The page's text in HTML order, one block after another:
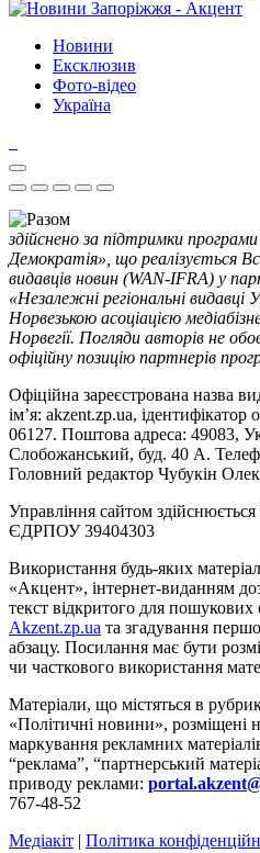
Новини
Ексклюзив
Фото-відео
Україна
здійснено за підтримки
Демократія», що реалізується
видавців новин (WAN-IFRA) у
«Незалежні регіональні
Норвезькою асоціацією
Норвегії. Погляди авторів не
офіційну позицію партнерів
Офіційна зареєстрована назва
ім’я: akzent.zp.ua, ідентифікатор
06127. Поштова адреса: 49083,
Слобожанський, буд. 40 А.
Головний редактор Чубукін
Управління сайтом
ЄДРПОУ 39404303
Використання будь-яких
«Акцент», інтернет-виданням
текст відкритого для пошукових
Akzent.zp.ua та згадування
абзацу. Посилання має бути
чи часткового використання
Матеріали, що містяться в
«Політичні новини», розміщені
маркування рекламних
“реклама”, “партнерський
приводу реклами:
767-48-52
Медіакіт | Політика